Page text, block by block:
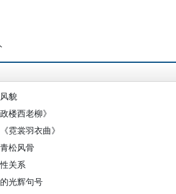
貌
楼西老柳》
霓裳羽衣曲》
松风骨
关系
光辉句号